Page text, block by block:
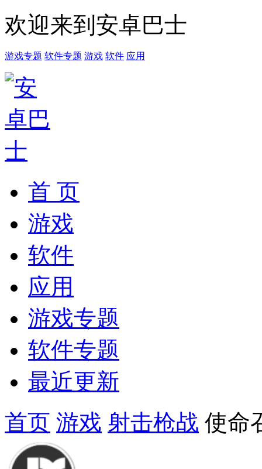
欢迎来到安卓巴士
游戏专题 软件专题 游戏 软件 应用
首 页
游戏
软件
应用
游戏专题
软件专题
最近更新
首页 游戏 射击枪战 使命